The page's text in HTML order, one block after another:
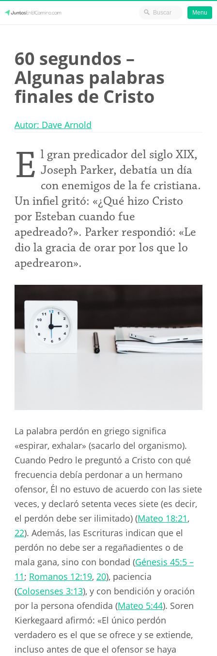
content
Menu
60 segundos –
Algunas palabras
finales de Cristo
Autor: Dave Arnold
E l gran predicador del siglo XIX,
Joseph Parker, debatía un día
con enemigos de la fe cristiana.
Un infiel gritó: «¿Qué hizo Cristo
por Esteban cuando fue
apedreado?». Parker respondió: «Le
dio la gracia de orar por los que lo
apedrearon».
La palabra perdón en griego significa
«espirar, exhalar» (sacarlo del organismo).
Cuando Pedro le preguntó a Cristo con qué
frecuencia debía perdonar a un hermano
ofensor, Él no estuvo de acuerdo con las siete
veces, y declaró setenta veces siete (es decir,
el perdón debe ser ilimitado) (Mateo 18:21,
22). Además, las Escrituras indican que el
perdón no debe ser a regañadientes o de
mala gana, sino con bondad (Génesis 45:5 –
11; Romanos 12:19, 20), paciencia
(Colosenses 3:13), y con bendición y oración
por la persona ofendida (Mateo 5:44). Soren
Kierkegaard afirmó: «El único perdón
verdadero es el que se ofrece y se extiende,
incluso antes de que el ofensor se haya